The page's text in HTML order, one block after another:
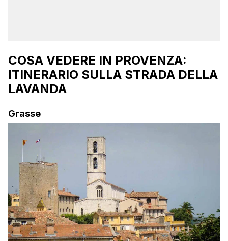
COSA VEDERE IN PROVENZA:
ITINERARIO SULLA STRADA DELLA
LAVANDA
Grasse